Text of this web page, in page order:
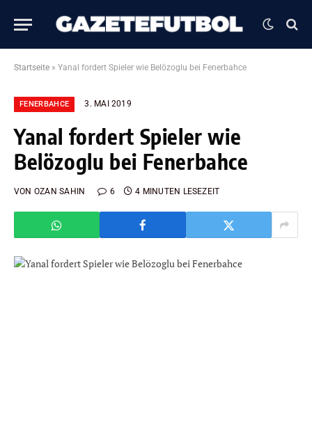
Startseite » Yanal fordert Spieler wie Belözoglu bei Fenerbahce
FENERBAHCE 3. MAI 2019
Yanal fordert Spieler wie
Belözoglu bei Fenerbahce
VON OZAN SAHIN 6 4 MINUTEN LESEZEIT